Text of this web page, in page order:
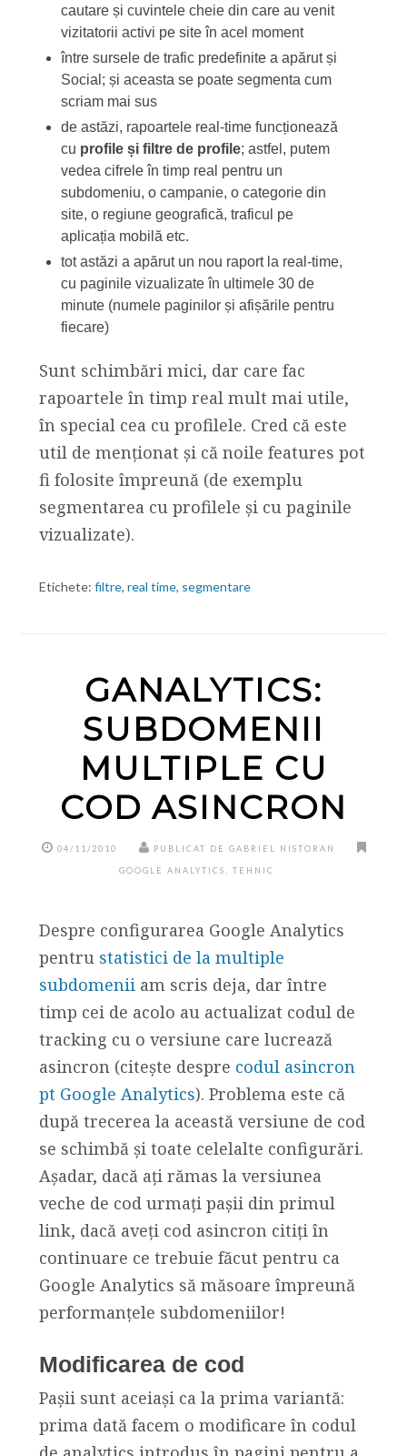
cautare și cuvintele cheie din care au venit
vizitatorii activi pe site în acel moment
între sursele de trafic predefinite a apărut și
Social; și aceasta se poate segmenta cum
scriam mai sus
de astăzi, rapoartele real-time funcționează
cu profile și filtre de profile; astfel, putem
vedea cifrele în timp real pentru un
subdomeniu, o campanie, o categorie din
site, o regiune geografică, traficul pe
aplicația mobilă etc.
tot astăzi a apărut un nou raport la real-time,
cu paginile vizualizate în ultimele 30 de
minute (numele paginilor și afișările pentru
fiecare)
Sunt schimbări mici, dar care fac
rapoartele în timp real mult mai utile,
în special cea cu profilele. Cred că este
util de menționat și că noile features pot
fi folosite împreună (de exemplu
segmentarea cu profilele și cu paginile
vizualizate).
Etichete: filtre, real time, segmentare
GANALYTICS:
SUBDOMENII
MULTIPLE CU
COD ASINCRON
04/11/2010 PUBLICAT DE GABRIEL NISTORAN
GOOGLE ANALYTICS TEHNIC
Despre configurarea Google Analytics
pentru statistici de la multiple
subdomenii am scris deja, dar între
timp cei de acolo au actualizat codul de
tracking cu o versiune care lucrează
asincron (citește despre codul asincron
pt Google Analytics). Problema este că
după trecerea la această versiune de cod
se schimbă și toate celelalte configurări.
Așadar, dacă ați rămas la versiunea
veche de cod urmați pașii din primul
link, dacă aveți cod asincron citiți în
continuare ce trebuie făcut pentru ca
Google Analytics să măsoare împreună
performanțele subdomeniilor!
Modificarea de cod
Pașii sunt aceiași ca la prima variantă:
prima dată facem o modificare în codul